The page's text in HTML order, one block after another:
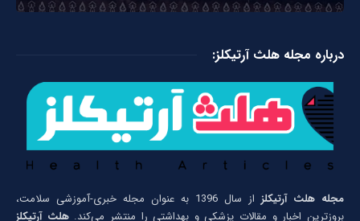
درباره مجله هلث آرتیکلز:
مجله هلث آرتیکلز
از سال 1396 به عنوان مجله خبری-آموزشی سلامت،
بروزترین اخبار و مقالات پزشکی و بهداشتی را منتشر می‌کند.هلث آرتیکلز